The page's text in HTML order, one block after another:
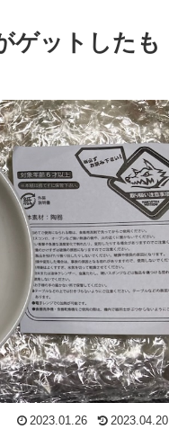
ゲットしたも
2023.01.26 2023.04.20